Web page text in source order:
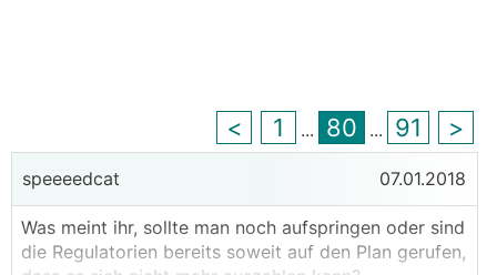
< 1 ... 80 ... 91 >
speeeedcat 07.01.2018
Was meint ihr, sollte man noch aufspringen oder sind
die Regulatorien bereits soweit auf den Plan gerufen,